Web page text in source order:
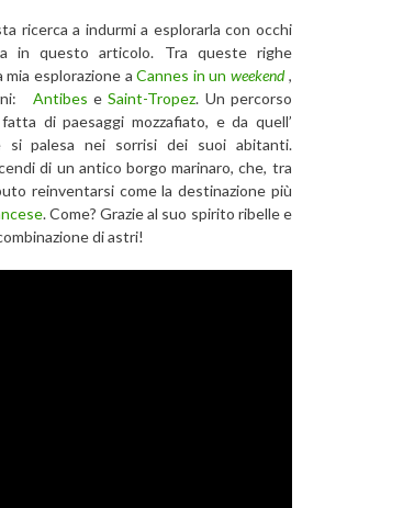
ricerca a indurmi a esplorarla con occhi
in questo articolo. Tra queste righe
mia esplorazione aCannes in unweekend,
Antibes eSaint-Tropez. Un percorso
di paesaggi mozzafiato, e da quell’
si palesa nei sorrisi dei suoi abitanti.
di un antico borgo marinaro, che, tra
reinventarsi come la destinazione più
. Come? Grazie al suo spirito ribelle e
di astri!